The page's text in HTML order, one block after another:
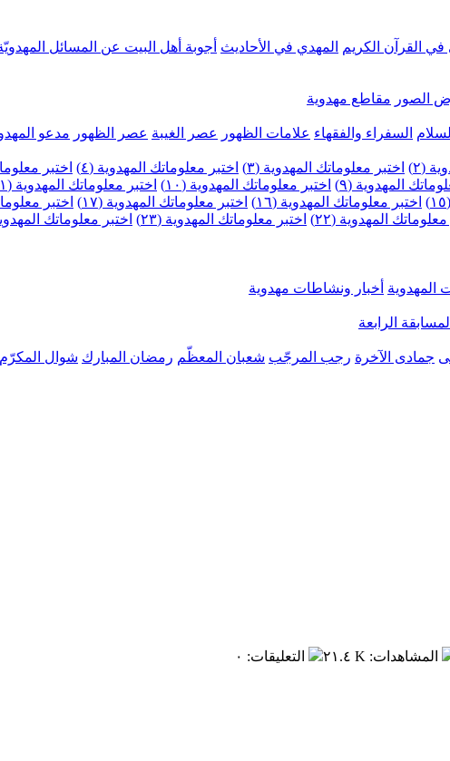
في القرآن الكريم المهدي في الأحاديث أجوبة أهل البيت عن المسائل
الصور مقاطع مهدوية
السفراء والفقهاء علامات الظهور عصر الغيبة عصر الظهور مدعو
(٢) اختبر معلوماتك المهدوية (٣) اختبر معلوماتك المهدوية (٤) اختبر
المهدوية (٩) اختبر معلوماتك المهدوية (١٠) اختبر معلوماتك المهدوية (١١)
اختبر معلوماتك المهدوية (١٦) اختبر معلوماتك المهدوية (١٧) اختبر
معلوماتك المهدوية (٢٢) اختبر معلوماتك المهدوية (٢٣)
اختبر معلوماتك المهدوية
المهدوية أخبار ونشاطات مهدوية
المسابقة الرابعة
جمادى الآخرة رجب المرجّب شعبان المعظّم رمضان المبارك شوال المكرّم
المشاهدات: ٢١.٤ K التعليقات: ٠